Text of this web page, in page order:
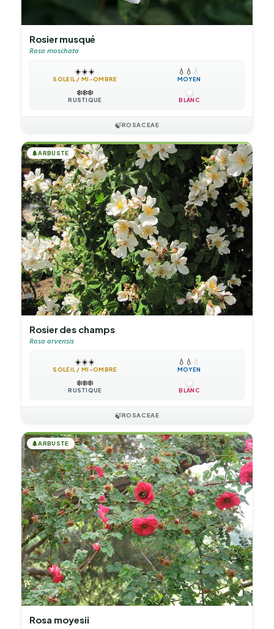
Rosier musqué
Rosa moschata
☀️☀️☀️
SOLEIL / MI-OMBRE
💧 💧 💧
MOYEN
❄️❄️❄️
RUSTIQUE BLANC
🍃ROSACEAE
🌲ARBUSTE
Rosier des champs
Rosa arvensis
☀️☀️☀️
SOLEIL / MI-OMBRE
💧 💧 💧
MOYEN
❄️❄️❄️
RUSTIQUE BLANC
🍃ROSACEAE
🌲ARBUSTE
Rosa moyesii